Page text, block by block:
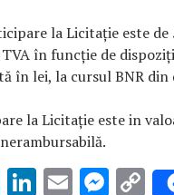
la Licitație este de
în funcție de
în lei, la cursul BNR
la Licitație este in
T Li E M C